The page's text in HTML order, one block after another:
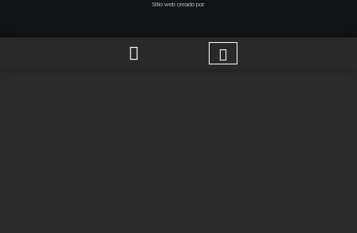
Sitio web creado por: